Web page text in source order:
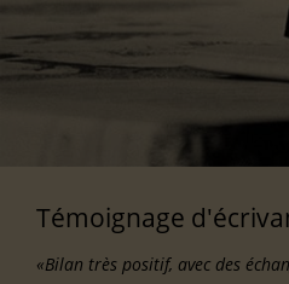
Témoignage
«Bilan très positif, avec des